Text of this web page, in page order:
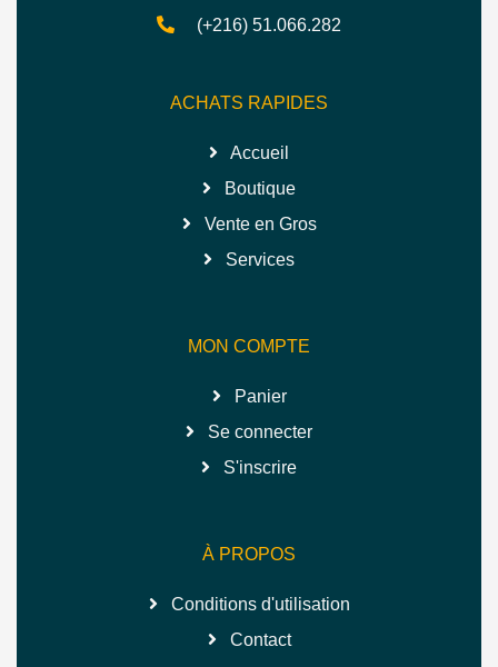
(+216) 51.066.282
ACHATS RAPIDES
Accueil
Boutique
Vente en Gros
Services
MON COMPTE
Panier
Se connecter
S'inscrire
À PROPOS
Conditions d'utilisation
Contact